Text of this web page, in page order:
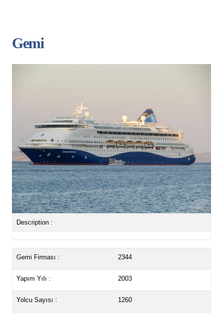
Gemi
Description :
Gemi Firması : 2344
Yapım Yılı : 2003
Yolcu Sayısı : 1260